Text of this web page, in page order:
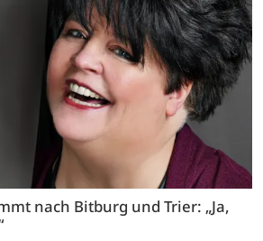
nach Bitburg und Trier: „Ja,